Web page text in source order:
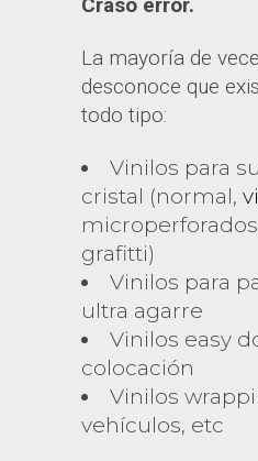
La mayoría de
desconoce que
todo tipo:
Vinilos para
cristal (normal,
grafitti)
Vinilos para
ultra agarre
Vinilos easy
colocación
Vinilos
vehículos, etc